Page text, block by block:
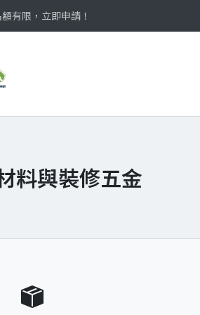
有限，立即申請！
中‼️
料與裝修五金